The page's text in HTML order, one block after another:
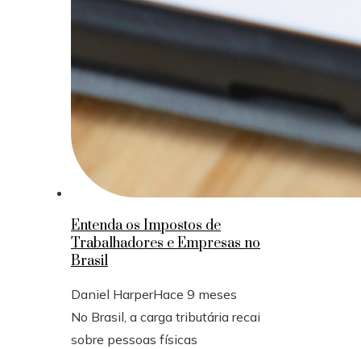
Entenda os Impostos de
Trabalhadores e Empresas no
Brasil
Daniel HarperHace 9 meses
No Brasil, a carga tributária recai
sobre pessoas físicas